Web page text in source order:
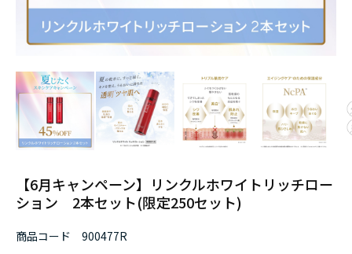
【6月キャンペーン】リンクルホワイトリッチロー
ション 2本セット(限定250セット)
商品コード 900477R